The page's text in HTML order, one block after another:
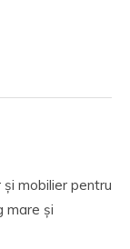
mobilier pentru
mare și